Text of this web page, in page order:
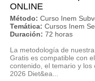
ONLINE
Método: Curso Inem
Temática: Cursos Inem
Duración: 72 horas
La metodología de
Gratis es compatible con
contenido, el temario y los
2026 Diet&ea...